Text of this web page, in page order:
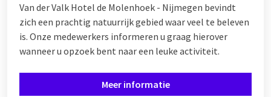
Van der Valk Hotel de Molenhoek - Nijmegen bevindt
zich een prachtig natuurrijk gebied waar veel te beleven
is. Onze medewerkers informeren u graag hierover
wanneer u opzoek bent naar een leuke activiteit.
Meer informatie